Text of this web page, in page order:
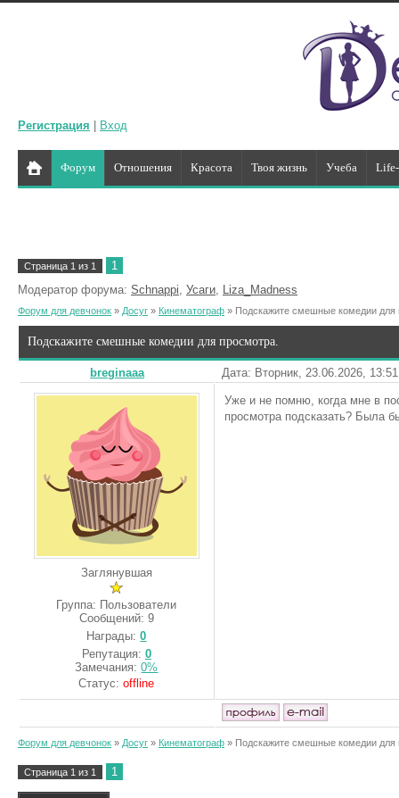
Регистрация Вход
Форум Отношения Красота Твоя жизнь Учеба
Страница 1 из 1
1
Модератор форума: Schnappi, Усаги, Liza_Madness
Форум для девчонок » Досуг » Кинематограф » Подскажите смешные комедии для
Подскажите смешные комедии для просмотра.
breginaaa Дата: Вторник, 23.06.2026,
Заглянувшая
Группа: Пользователи
Сообщений: 9
Награды:0
Репутация: 0
Замечания:0%
Статус:offline
Уже и не помню, когда мне в
просмотра подсказать? Была
Форум для девчонок » Досуг » Кинематограф » Подскажите смешные комедии для
Страница 1 из 1 1